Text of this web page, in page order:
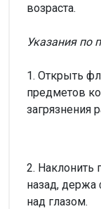
возраста.
Указания по
1. Открыть
предметов
загрязнения
2. Наклонить
назад, держа
над глазом.